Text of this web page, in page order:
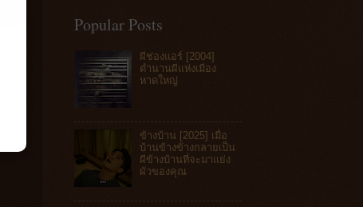
Popular Posts
ผีช่องแอร์ [2004]
ตำนานผีแห่งเมือง
หาดใหญ่
ข้างบ้าน [2025] เมื่อ
บ้านข้างข้างกลายเป็น
ผีข้างบ้านที่จะมาแย่ง
ผัวของคุณ